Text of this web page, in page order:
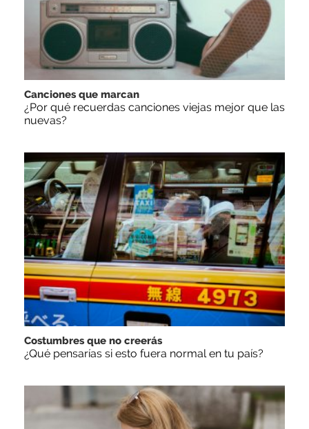
Canciones que marcan
¿Por qué recuerdas canciones viejas mejor que las
nuevas?
Costumbres que no creerás
¿Qué pensarías si esto fuera normal en tu país?